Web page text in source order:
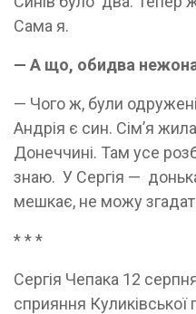
Сама я.
— А що, обидва
— Чого ж, були
Андрія є син. Сім’я
Донеччині. Там усе
знаю. У Сергія —
мешкає, не можу
* * *
Сергія Чепака 12
сприяння